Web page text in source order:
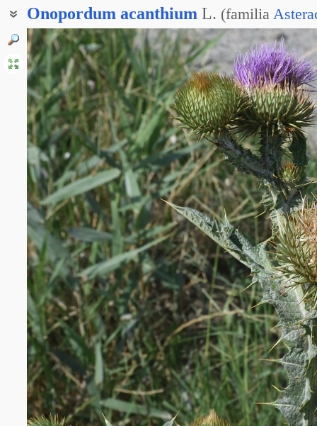
Onopordum acanthium L. (familia
Онопордум колючий
Татарник обыкновенный